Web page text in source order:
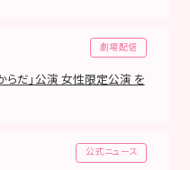
劇場配信
らだ」公演 女性限定公演 を
公式ニュース